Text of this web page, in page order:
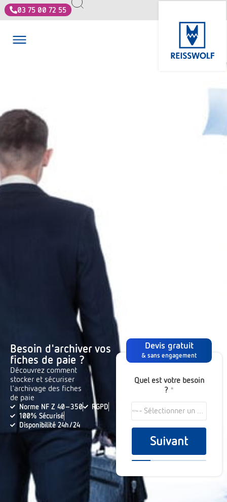
03 75 00 72 55
Besoin d'archiver vos
fiches de paie ?
Découvrez comment
stocker et sécuriser
l'archivage des fiches
de paie
Norme NF Z 40-350
RGPD
100% Sécurisé
Disponibilité 24h/24
Devis gratuit
& sans engagement
Quel est votre besoin
? *
--- Sélectionner un choix ---
Suivant